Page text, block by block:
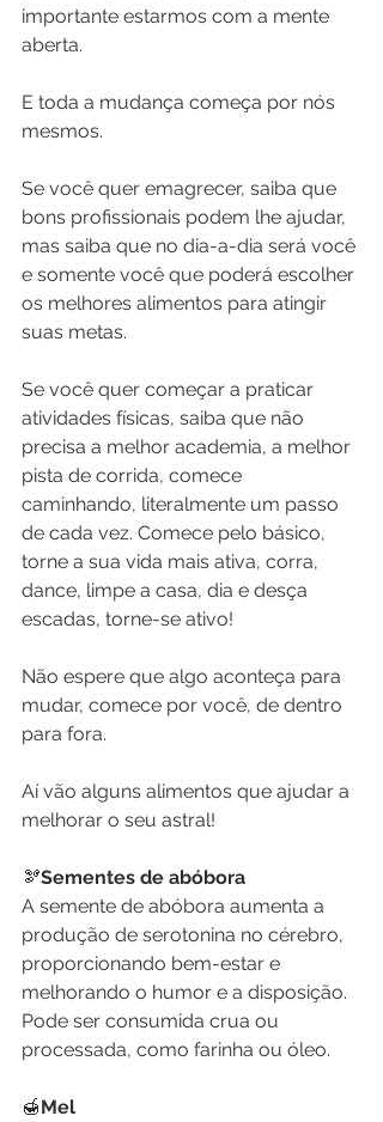
importante estarmos com a mente
aberta.
E toda a mudança começa por nós
mesmos.
Se você quer emagrecer, saiba que
bons profissionais podem lhe ajudar,
mas saiba que no dia-a-dia será você
e somente você que poderá escolher
os melhores alimentos para atingir
suas metas.
Se você quer começar a praticar
atividades físicas, saiba que não
precisa a melhor academia, a melhor
pista de corrida, comece
caminhando, literalmente um passo
de cada vez. Comece pelo básico,
torne a sua vida mais ativa, corra,
dance, limpe a casa, dia e desça
escadas, torne-se ativo!
Não espere que algo aconteça para
mudar, comece por você, de dentro
para fora.
Aí vão alguns alimentos que ajudar a
melhorar o seu astral!
🫘Sementes de abóbora
A semente de abóbora aumenta a
produção de serotonina no cérebro,
proporcionando bem-estar e
melhorando o humor e a disposição.
Pode ser consumida crua ou
processada, como farinha ou óleo.
🍯Mel